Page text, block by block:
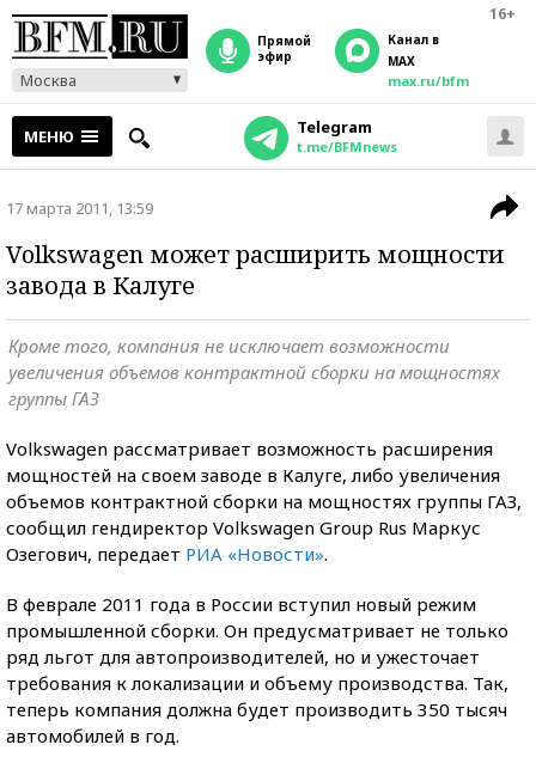
16+
Москва
прямой
эфир
Канал в
MAX
max.ru/bfm
МЕНЮ Telegram
t.me/BFMnews
17 марта 2011, 13:59
Volkswagen может расширить мощности
завода в Калуге
Кроме того, компания не исключает возможности
увеличения объемов контрактной сборки на мощностях
группы ГАЗ
Volkswagen рассматривает возможность расширения
мощностей на своем заводе в Калуге, либо увеличения
объемов контрактной сборки на мощностях группы ГАЗ,
сообщил гендиректор Volkswagen Group Rus Маркус
Озегович, передает РИА «Новости».
В феврале 2011 года в России вступил новый режим
промышленной сборки. Он предусматривает не только
ряд льгот для автопроизводителей, но и ужесточает
требования к локализации и объему производства. Так,
теперь компания должна будет производить 350 тысяч
автомобилей в год.